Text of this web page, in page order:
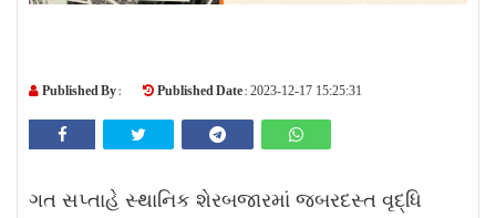
Published By : Published Date : 2023-12-17 15:25:31
ગત સપ્તાહે સ્થાનિક શેરબજારમાં જબરદસ્ત વૃદ્ધિ